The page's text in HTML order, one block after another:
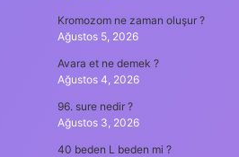
Kromozom ne zaman oluşur ?
Ağustos 5, 2026
Avara et ne demek ?
Ağustos 4, 2026
96. sure nedir ?
Ağustos 3, 2026
40 beden L beden mi ?